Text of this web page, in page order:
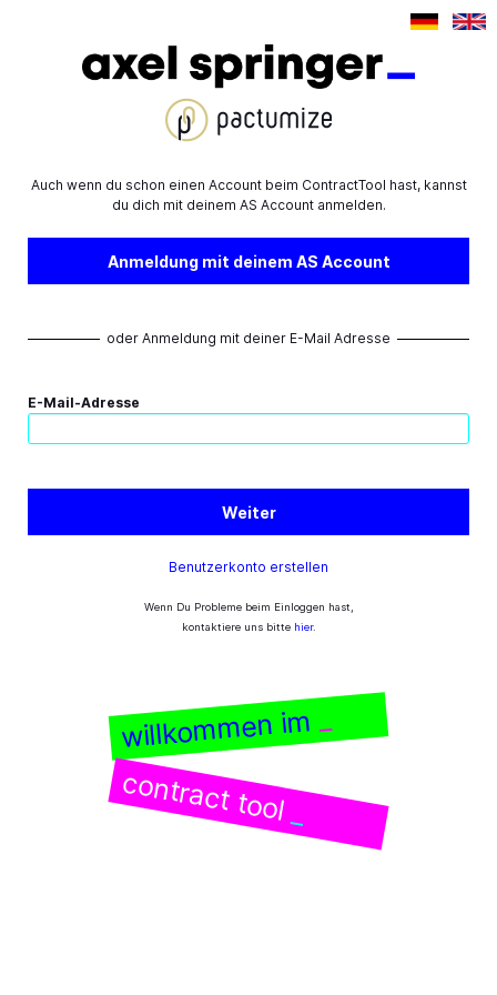
Auch wenn du schon einen Account beim ContractTool hast, kannst
du dich mit deinem AS Account anmelden.
Anmeldung mit deinem AS Account
oder Anmeldung mit deiner E-Mail Adresse
E-Mail-Adresse
Weiter
Benutzerkonto erstellen
Wenn Du Probleme beim Einloggen hast,
kontaktiere uns bitte hier.
willkommen im_
contract tool_